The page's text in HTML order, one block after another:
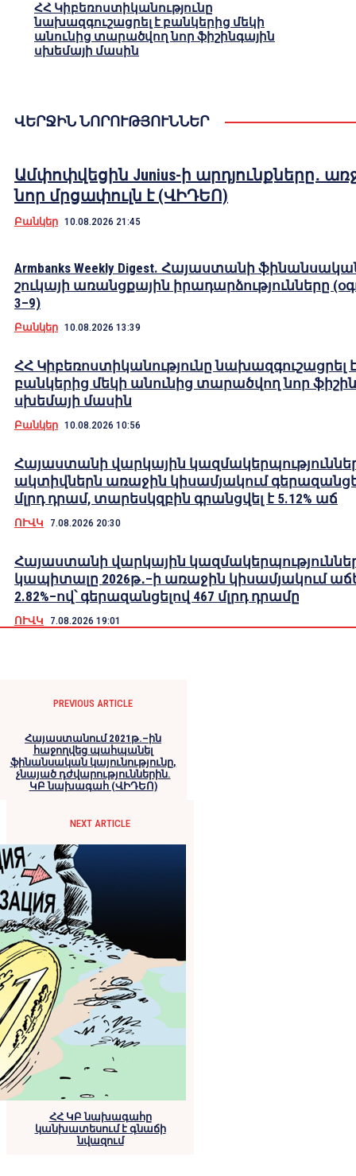
ՀՀ Կիբեռոստիկանությունը
նախազգուշացրել է բանկերից մեկի
անունից տարածվող նոր ֆիշինգային
սխեմայի մասին
ՎԵՐՋԻՆ ՆՈՐՈՒԹՅՈՒՆՆԵՐ
Ամփոփվեցին Junius-ի արդյունքները․
նոր մրցափուլն է (ՎԻԴԵՈ)
Բանկեր 10.08.2026 21:45
Armbanks Weekly Digest. Հայաստանի
շուկայի առանցքային իրադարձությունները
3–9)
Բանկեր 10.08.2026 13:39
ՀՀ Կիբեռոստիկանությունը նախազգուշացրել է
բանկերից մեկի անունից տարածվող նոր
սխեմայի մասին
Բանկեր 10.08.2026 10:56
Հայաստանի վարկային
ակտիվներն առաջին կիսամյակում
մլրդ դրամ, տարեսկզբին գրանցվել է 5.12% աճ
ՈՒՎԿ 7.08.2026 20:30
Հայաստանի վարկային
կապիտալը 2026թ․–ի առաջին կիսամյակում
2.82%–ով՝ գերազանցելով 467 մլրդ դրամը
ՈՒՎԿ 7.08.2026 19:01
PREVIOUS ARTICLE
Հայաստանում 2021թ.–ին
հաջողվեց պահպանել
ֆինանսական կայունությունը,
չնայած դժվարություններին.
ԿԲ նախագահ (ՎԻԴԵՈ)
NEXT ARTICLE
ՀՀ ԿԲ նախագահը
կանխատեսում է գնաճի
նվազում